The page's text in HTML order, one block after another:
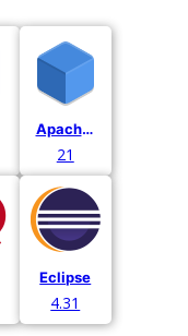
Apache Netbeans
21
Eclipse
4.31